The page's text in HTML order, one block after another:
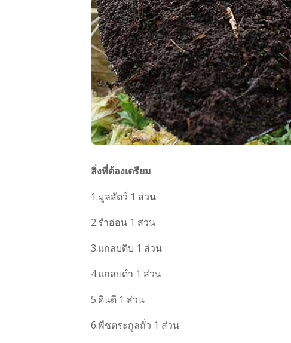
สิ่งที่ต้องเตรียม
1.มูลสัตว์ 1 ส่วน
2.รำอ่อน 1 ส่วน
3.แกลบดิบ 1 ส่วน
4.แกลบดำ 1 ส่วน
5.ดินดี 1 ส่วน
6.พืชตระกูลถั่ว 1 ส่วน